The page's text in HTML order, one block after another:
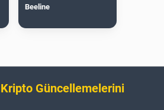
Beeline
Güncellemelerini